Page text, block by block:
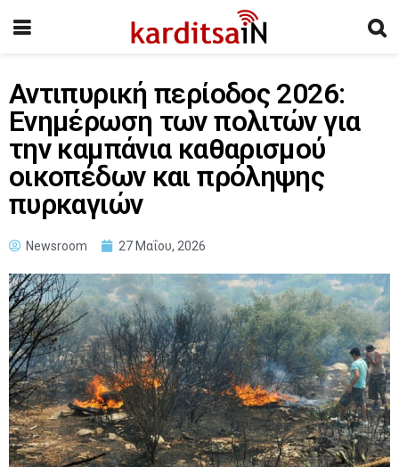
Αντιπυρική περίοδος 2026:
Ενημέρωση των πολιτών για
την καμπάνια καθαρισμού
οικοπέδων και πρόληψης
πυρκαγιών
Newsroom 27 Μαΐου, 2026